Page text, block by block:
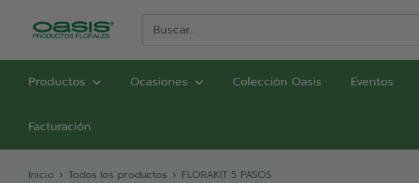
directamente
OASIS®
Productos Ocasiones Colección Oasis Eventos
Facturación
Inicio Todos los productos FLORAKIT 5 PASOS